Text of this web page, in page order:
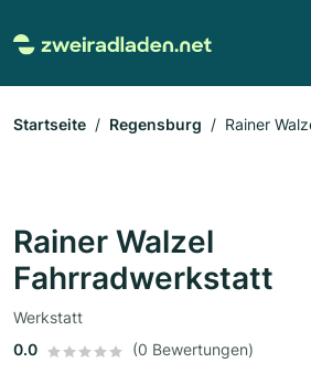
Startseite Regensburg Rainer
Rainer Walzel
Fahrradwerkstatt
Werkstatt
0.0
(0 Bewertungen)